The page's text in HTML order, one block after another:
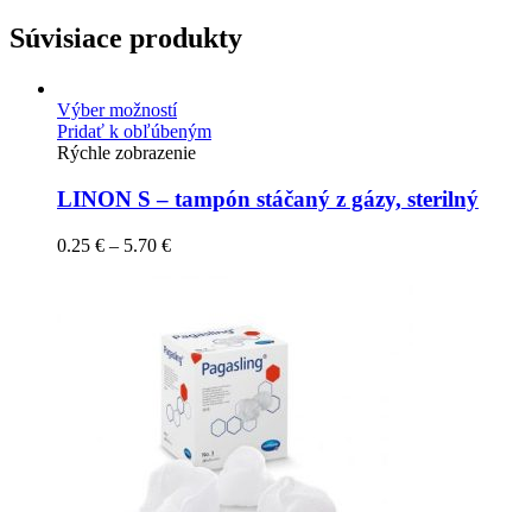
Súvisiace produkty
Výber možností
Pridať k obľúbeným
Rýchle zobrazenie
LINON S – tampón stáčaný z gázy, sterilný
0.25 € – 5.70 €